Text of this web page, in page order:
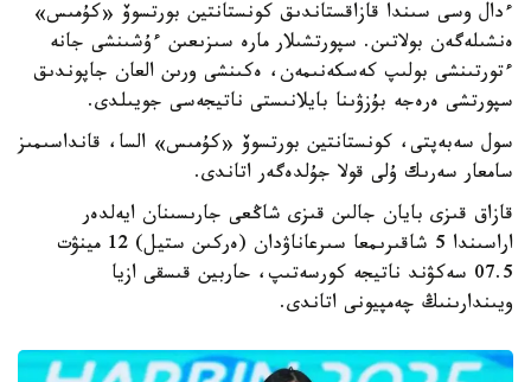
ءدال وسى سىندا قازاقستاندىق كونستانتين بورتسوۆ «كۇمىس»
ەنشىلەگەن بولاتىن. سپورتشىلار مارە سىزىعىن ءۇشىنشى جانە
ءتورتىنشى بولىپ كەسكەنىمەن، ەكىنشى ورىن العان جاپوندىق
سپورتشى ەرەجە بۇزۋىنا بايلانىستى ناتيجەسى جويىلدى.
سول سەبەپتى، كونستانتين بورتسوۆ «كۇمىس» السا، قانداسىمىز
سامعار سەرىك ۇلى قولا جۇلدەگەر اتاندى.
قازاق قىزى بايان جالىن قىزى شاڭعى جارىسىنان ايەلدەر
اراسىندا 5 شاقىرىمعا سىرعاناۋدان (ەركىن ستيل) 12 مينۋت
07.5 سەكۋند ناتيجە كورسەتىپ، حاربين قىسقى ازيا
ويىندارىنىڭ چەمپيونى اتاندى.